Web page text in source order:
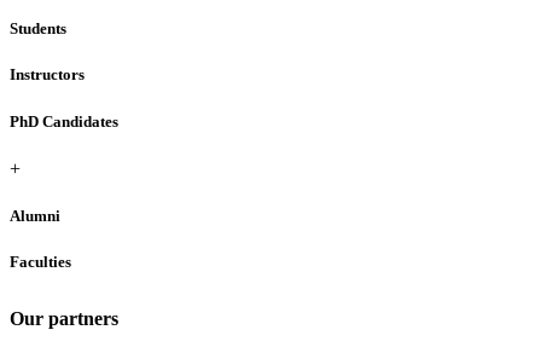
Students
Instructors
PhD Candidates
+
Alumni
Faculties
Our partners